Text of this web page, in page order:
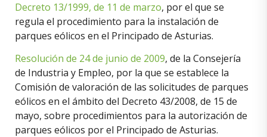
Decreto 13/1999, de 11 de marzo, por el que se
regula el procedimiento para la instalación de
parques eólicos en el Principado de Asturias.
Resolución de 24 de junio de 2009, de la Consejería
de Industria y Empleo, por la que se establece la
Comisión de valoración de las solicitudes de parques
eólicos en el ámbito del Decreto 43/2008, de 15 de
mayo, sobre procedimientos para la autorización de
parques eólicos por el Principado de Asturias.